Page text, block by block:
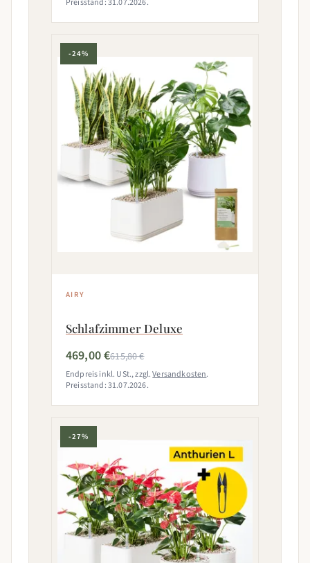
Preisstand: 31.07.2026.
-24%
AIRY
Schlafzimmer Deluxe
469,00 €615,80 €
Endpreis inkl. USt., zzgl.Versandkosten.
Preisstand: 31.07.2026.
-27%